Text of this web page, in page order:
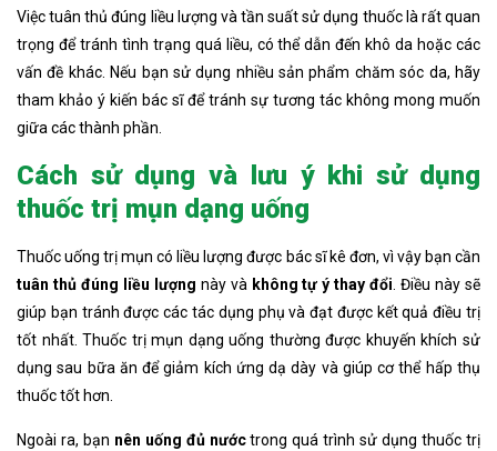
Việc tuân thủ đúng liều lượng và tần suất sử dụng thuốc là rất quan
trọng để tránh tình trạng quá liều, có thể dẫn đến khô da hoặc các
vấn đề khác. Nếu bạn sử dụng nhiều sản phẩm chăm sóc da, hãy
tham khảo ý kiến bác sĩ để tránh sự tương tác không mong muốn
giữa các thành phần.
Cách sử dụng và lưu ý khi sử dụng
thuốc trị mụn dạng uống
Thuốc uống trị mụn có liều lượng được bác sĩ kê đơn, vì vậy bạn cần
tuân thủ đúng liều lượng này và không tự ý thay đổi. Điều này sẽ
giúp bạn tránh được các tác dụng phụ và đạt được kết quả điều trị
tốt nhất. Thuốc trị mụn dạng uống thường được khuyến khích sử
dụng sau bữa ăn để giảm kích ứng dạ dày và giúp cơ thể hấp thụ
thuốc tốt hơn.
Ngoài ra, bạn nên uống đủ nướctrong quá trình sử dụng thuốc trị